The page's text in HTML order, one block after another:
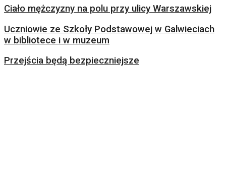
Ciało mężczyzny na polu przy ulicy Warszawskiej
Uczniowie ze Szkoły Podstawowej w Galwieciach
w bibliotece i w muzeum
Przejścia będą bezpieczniejsze